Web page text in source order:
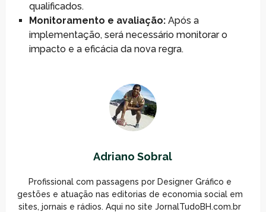
qualificados.
Monitoramento e avaliação:Após a
implementação, será necessário monitorar o
impacto e a eficácia da nova regra.
Adriano Sobral
Profissional com passagens por Designer Gráfico e
gestões e atuação nas editorias de economia social em
sites, jornais e rádios. Aqui no site JornalTudoBH.com.br